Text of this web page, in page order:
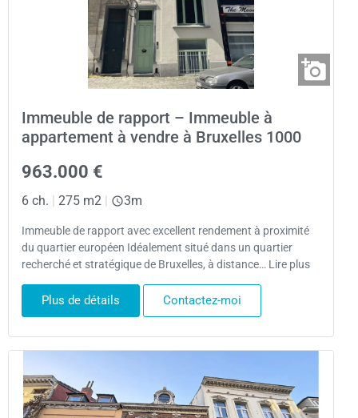
Immeuble de rapport – Immeuble à
appartement à vendre à Bruxelles 1000
963.000 €
6 ch. | 275 m2 | 3m
Immeuble de rapport avec excellent rendement à proximité
du quartier européen Idéalement situé dans un quartier
recherché et stratégique de Bruxelles, à distance… Lire plus
Plus de détails Contactez-moi